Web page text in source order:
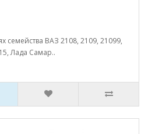
семейства ВАЗ 2108, 2109, 21099,
Лада Самар..